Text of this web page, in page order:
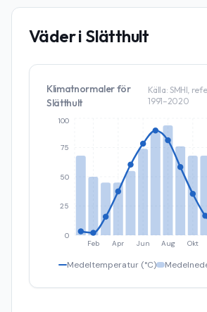
Väder i Slätthult
Klimatnormaler för
Slätthult
Källa: SMHI,
1991–2020
Feb Apr Jun Aug Okt
0
25
50
75
100
Medeltemperatur (°C)